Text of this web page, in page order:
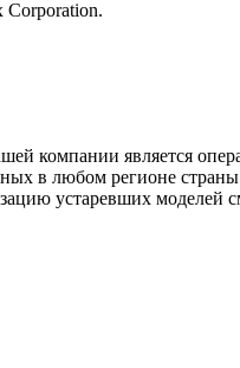
компании является
в любом регионе
устаревших моделей